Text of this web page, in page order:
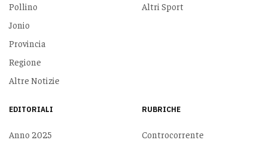
Pollino
Jonio
Provincia
Regione
Altre Notizie
Altri Sport
EDITORIALI
Anno 2025
RUBRICHE
Controcorrente